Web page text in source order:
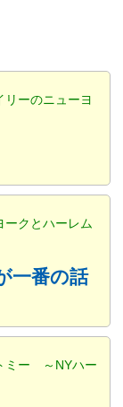
ーのニューヨ
ークとハーレム
一番の話
ミー ～NYハー